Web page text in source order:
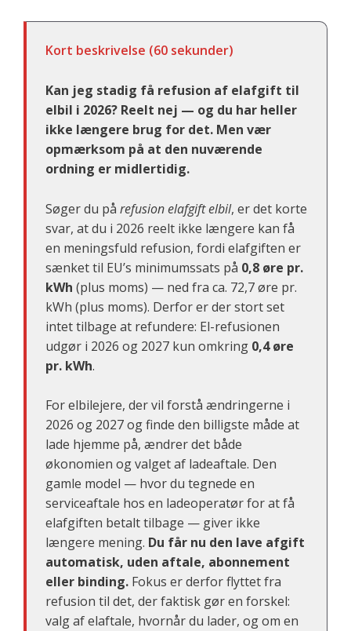
Kort beskrivelse (60 sekunder)
Kan jeg stadig få refusion af elafgift til
elbil i 2026? Reelt nej — og du har heller
ikke længere brug for det. Men vær
opmærksom på at den nuværende
ordning er midlertidig.
Søger du på refusion elafgift elbil, er det korte
svar, at du i 2026 reelt ikke længere kan få
en meningsfuld refusion, fordi elafgiften er
sænket til EU’s minimumssats på 0,8 øre pr.
kWh (plus moms) — ned fra ca. 72,7 øre pr.
kWh (plus moms). Derfor er der stort set
intet tilbage at refundere: El-refusionen
udgør i 2026 og 2027 kun omkring 0,4 øre
pr. kWh.
For elbilejere, der vil forstå ændringerne i
2026 og 2027 og finde den billigste måde at
lade hjemme på, ændrer det både
økonomien og valget af ladeaftale. Den
gamle model — hvor du tegnede en
serviceaftale hos en ladeoperatør for at få
elafgiften betalt tilbage — giver ikke
længere mening. Du får nu den lave afgift
automatisk, uden aftale, abonnement
eller binding. Fokus er derfor flyttet fra
refusion til det, der faktisk gør en forskel:
valg af elaftale, hvornår du lader, og om en